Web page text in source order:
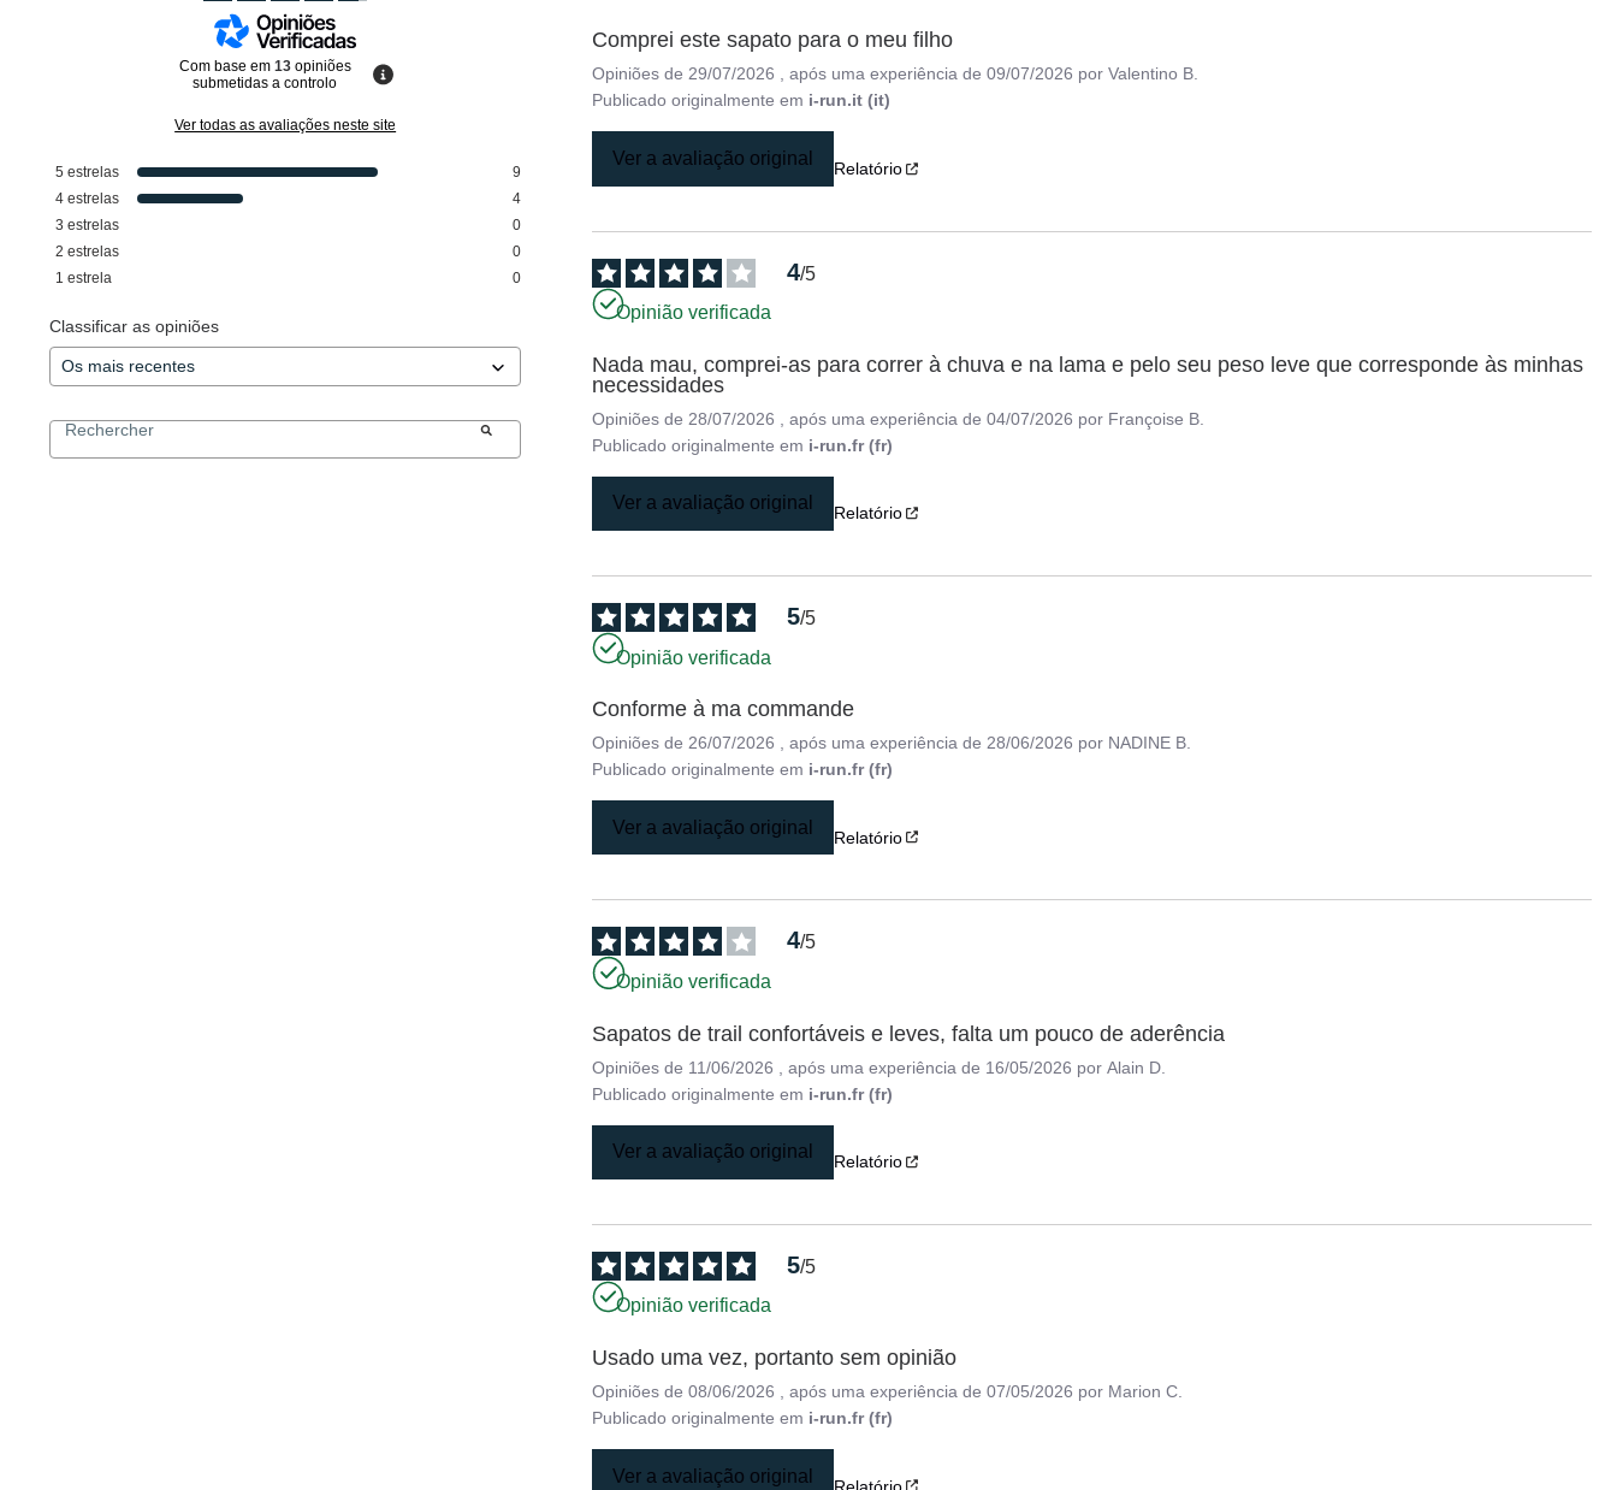
Com base em 13 opiniões
submetidas a controlo
Ver todas as avaliações neste site
5 estrelas
9
4 estrelas
4
3 estrelas
0
2 estrelas
0
1 estrela 0
Classificar as opiniões
Comprei este sapato para o meu filho
Opiniões de29/07/2026 , após uma experiência de09/07/2026 porValentino B.
Publicado originalmente em i-run.it (it)
Ver a avaliação original Relatório
4/5
Opinião verificada
Nada mau, comprei-as para correr à chuva e na lama e pelo seu peso leve que corresponde às minhas
necessidades
Opiniões de 28/07/2026 , após uma experiência de04/07/2026 por Françoise B.
Publicado originalmente em i-run.fr (fr)
Ver a avaliação original Relatório
5/5
Opinião verificada
Conforme à ma commande
Opiniões de 26/07/2026 , após uma experiência de 28/06/2026 por NADINE B.
Publicado originalmente em i-run.fr (fr)
Ver a avaliação original Relatório
4/5
Opinião verificada
Sapatos de trail confortáveis e leves, falta um pouco de aderência
Opiniões de 11/06/2026 , após uma experiência de 16/05/2026 porAlain D.
Publicado originalmente em i-run.fr (fr)
Ver a avaliação original Relatório
5/5
Opinião verificada
Usado uma vez, portanto sem opinião
Opiniões de08/06/2026 , após uma experiência de07/05/2026 por Marion C.
Publicado originalmente em i-run.fr (fr)
Ver a avaliação original Relatório